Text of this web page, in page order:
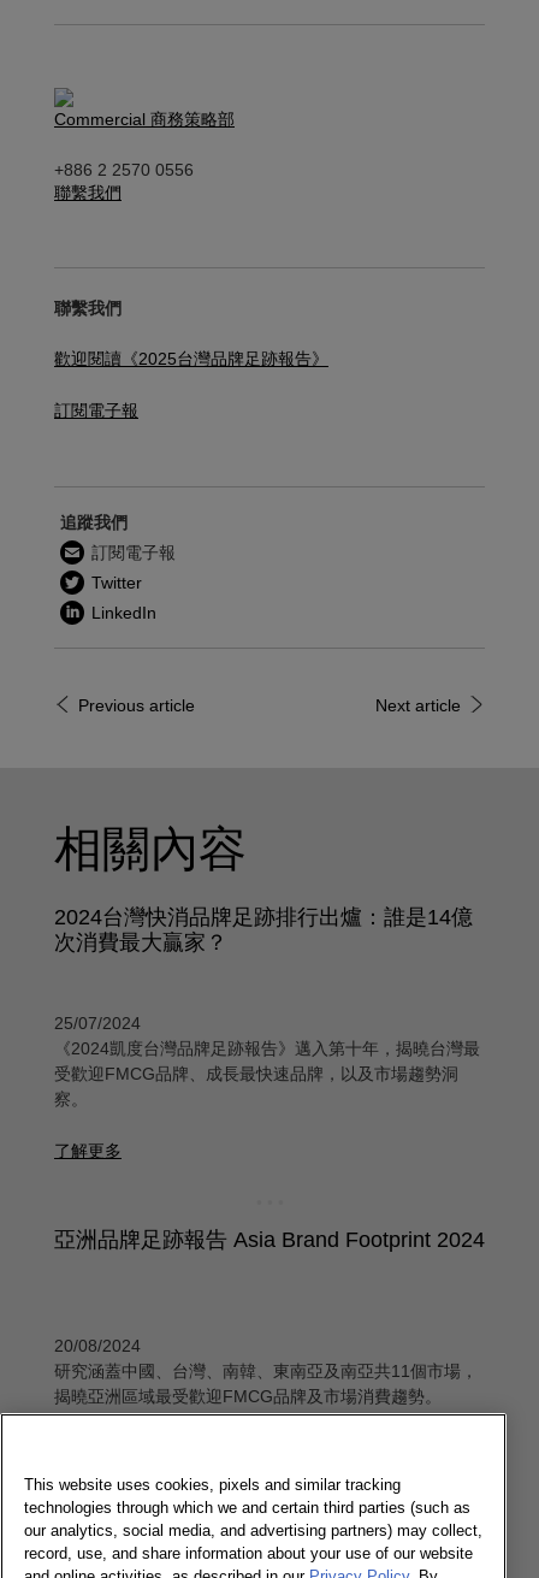
Commercial 商務策略部
+886 2 2570 0556
聯繫我們
聯繫我們
歡迎閱讀《2025台灣品牌足跡報告》
訂閱電子報
追蹤我們
訂閱電子報
Twitter
LinkedIn
Previous article Next article
相關內容
2024台灣快消品牌足跡排行出爐：誰是14億
次消費最大贏家？
25/07/2024
《2024凱度台灣品牌足跡報告》邁入第十年，揭曉台灣最
受歡迎FMCG品牌、成長最快速品牌，以及市場趨勢洞
察。
了解更多
亞洲品牌足跡報告 Asia Brand Footprint 2024
20/08/2024
研究涵蓋中國、台灣、南韓、東南亞及南亞共11個市場，
揭曉亞洲區域最受歡迎FMCG品牌及市場消費趨勢。
2024品牌足跡研究：全球家庭快消購物支出
首次超過1,000美元，年增8.6%
This website uses cookies, pixels and similar tracking
technologies through which we and certain third parties (such as
our analytics, social media, and advertising partners) may collect,
record, use, and share information about your use of our website